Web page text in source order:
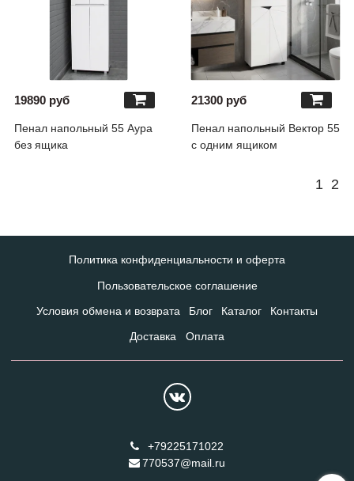
19890 руб
Пенал напольный 55 Аура
без ящика
21300 руб
Пенал напольный Вектор 55
с одним ящиком
1 2
Политика конфиденциальности и оферта
Пользовательское соглашение
Условия обмена и возврата Блог Каталог Контакты
Доставка Оплата
+79225171022
770537@mail.ru